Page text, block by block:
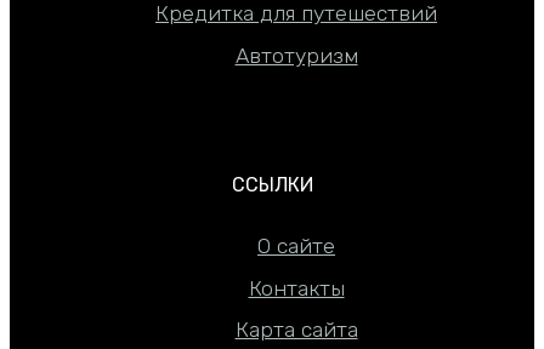
Кредитка для путешествий
Автотуризм
ССЫЛКИ
О сайте
Контакты
Карта сайта